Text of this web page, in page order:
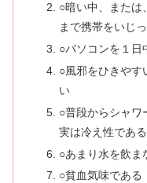
○暗い中、または
まで携帯をいじ
○パソコンを１日
○風邪をひきやす
い
○普段からシャワ
実は冷え性である
○あまり水を飲ま
○貧血気味である